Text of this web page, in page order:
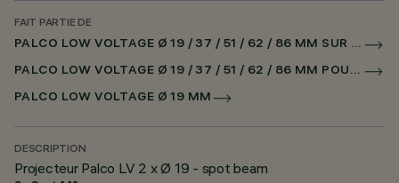
FAIT PARTIE DE
PALCO LOW VOLTAGE Ø 19 / 37 / 51 / 62 / 86 MM SUR RAIL LOW VOLTAGE DALI POWERLINE
PALCO LOW VOLTAGE Ø 19 / 37 / 51 / 62 / 86 MM POUR SUPERRAIL DALI POWERLINE
PALCO LOW VOLTAGE Ø 19 MM
DESCRIPTION
Projecteur Palco LV 2 x Ø 19 - spot beam